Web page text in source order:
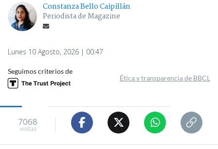
Constanza Bello Caipillán
Periodista de Magazine
Lunes 10 Agosto, 2026 | 00:47
Seguimos criterios de
Ética y transparencia de BBCL
7068
visitas